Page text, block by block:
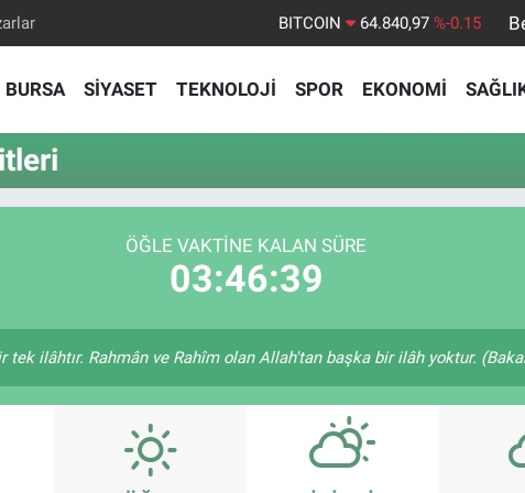
BITCOIN 64.840,97 %-0.15
EURO
55,2510 %0.32
BURSA SİYASET TEKNOLOJİ SPOR EKONOMİ
ÖĞLE VAKTINE KALAN SÜRE
03:46:38
tek ilâhtır. Rahmân ve Rahîm olan Allah'tan başka bir ilâh yoktur.